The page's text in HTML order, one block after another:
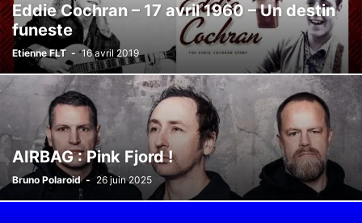
Eddie Cochran – 17 avril 1960 – Un destin
funeste
Etienne FLT - 16 avril 2019
AIRBAG : Pink Fjord !
Bruno Polaroid - 26 juin 2025